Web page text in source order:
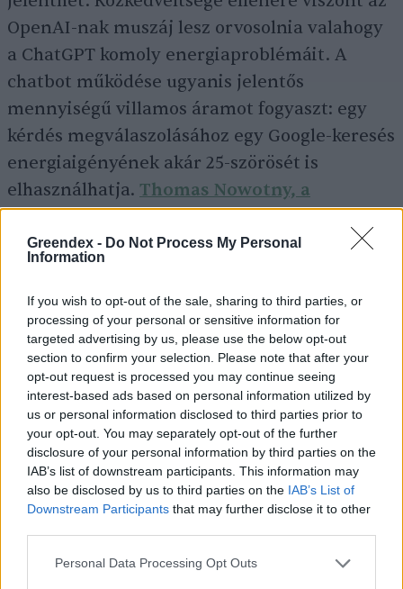
Greendex - Do Not Process My Personal
Information
If you wish to opt-out of the sale, sharing to third parties, or
processing of your personal or sensitive information for
targeted advertising by us, please use the below opt-out
section to confirm your selection. Please note that after your
opt-out request is processed you may continue seeing
interest-based ads based on personal information utilized by
us or personal information disclosed to third parties prior to
your opt-out. You may separately opt-out of the further
disclosure of your personal information by third parties on the
IAB’s list of downstream participants. This information may
also be disclosed by us to third parties on the IAB’s List of
Downstream Participants that may further disclose it to other
Personal Data Processing Opt Outs
OpenAI-nak muszáj lesz orvosolnia valahogy
a ChatGPT komoly energiaproblémáit. A
chatbot működése ugyanis jelentős
mennyiségű villamos áramot fogyaszt: egy
kérdés megválaszolásához egy Google-keresés
energiaigényének akár 25-szörösét is
elhasználhatja. Thomas Nowotny, a
University of Sussex mesterséges
intelligenciával foglalkozó
fejlesztése annyi energiát emésztett fel, mint
amennyire ahhoz lenne szükség, hogy autóval
kétszer megtegyük a hold és a föld közötti
távolságot, vagy hogy 19-szer körbeutazzuk a
földet. Nowotny arra is felhívta a figyelmet,
hogy a ChatGPT-hez használt technológia
energiafogyasztása kétévente várhatóan a
750-szeresére nőhet.